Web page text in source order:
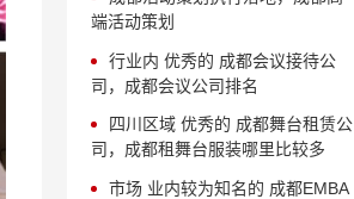
端活动策划
行业内 优秀的 成都会议接待公
司，成都会议公司排名
四川区域 优秀的 成都舞台租赁公
司，成都租舞台服装哪里比较多
市场 业内较为知名的 成都EMBA